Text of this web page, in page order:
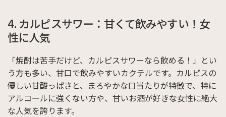
4. カルピスサワー：甘くて飲みやすい！女
性に人気
「焼酎は苦手だけど、カルピスサワーなら飲める！」とい
う方も多い、甘口で飲みやすいカクテルです。カルピスの
優しい甘酸っぱさと、まろやかな口当たりが特徴で、特に
アルコールに強くない方や、甘いお酒が好きな女性に絶大
な人気を誇ります。